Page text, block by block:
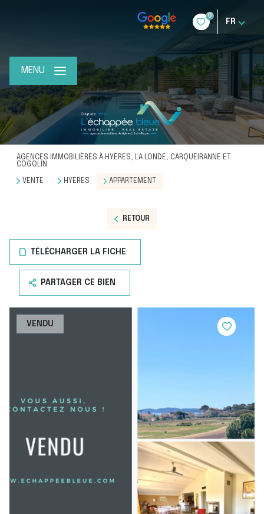
0
FR
MENU
AGENCES IMMOBILIÈRES À HYÈRES, LA LONDE, CARQUEIRANNE ET
COGOLIN
VENTE HYERES APPARTEMENT
RETOUR
TÉLÉCHARGER LA FICHE
PARTAGER CE BIEN
VENDU